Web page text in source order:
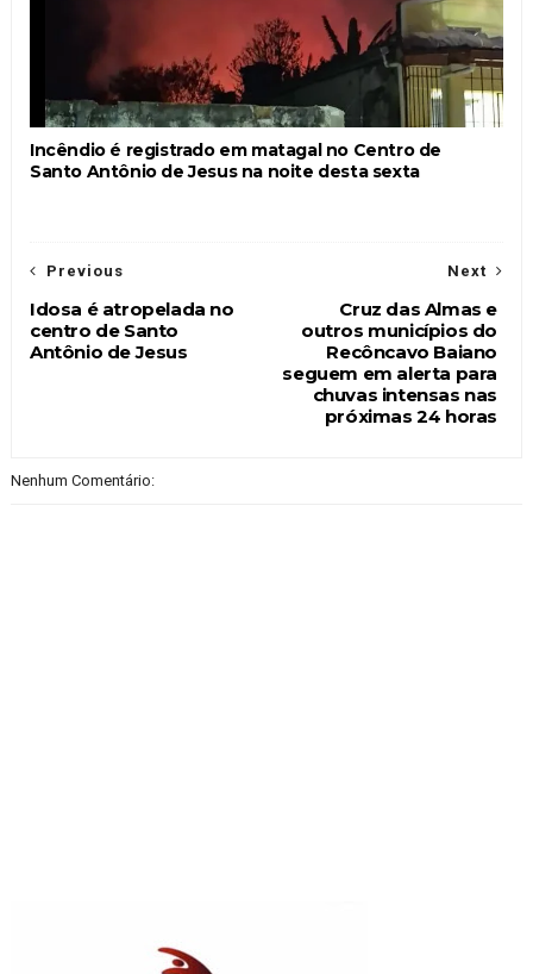
Incêndio é registrado em matagal no Centro de
Santo Antônio de Jesus na noite desta sexta
Next
Cruz das Almas e
outros municípios do
Recôncavo Baiano
seguem em alerta para
chuvas intensas nas
próximas 24 horas
Previous
Idosa é atropelada no
centro de Santo
Antônio de Jesus
Nenhum Comentário: